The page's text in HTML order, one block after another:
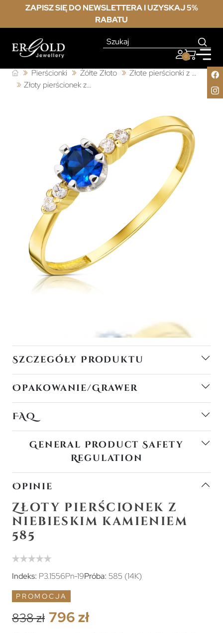
ZAPISZ SIĘ DO NEWSLETTERA I UZYSKAJ 5%
RABATU
0
Pierścionki Żółte Złoto
Złote pierścionki z cyrkonią
Złoty pierścionek z niebieskim kamieniem 585
Szczegóły Produktu
Opakowanie/Grawer
FAQ
General Product Safety
Regulation
Opinie
Złoty pierścionek z
niebieskim kamieniem
585
Indeks: P3.1556Pn-19Próba: 585 (14K)
PROMOCJA
838 zł 796 zł